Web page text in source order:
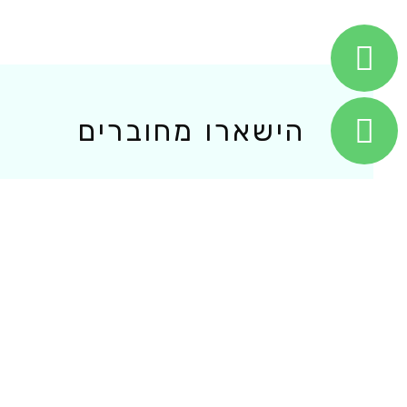
הישארו מחוברים